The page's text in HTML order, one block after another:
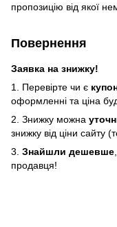
пропозицію від якої
Повернення
Заявка на знижку!
1. Перевірте чи є
оформленні та ціна
2. Знижку можна
знижку від ціни сайту
3. Знайшли дешевше
продавця!